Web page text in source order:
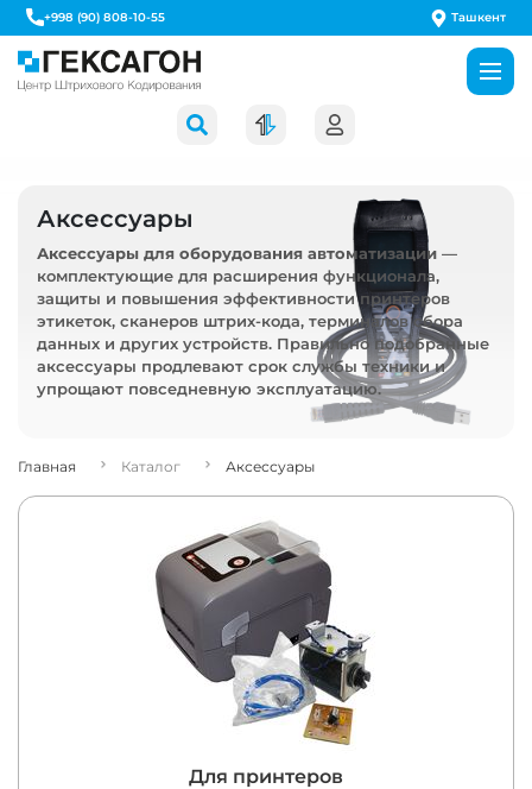
+998 (90) 808-10-55 Ташкент
Аксессуары
Аксессуары для оборудования автоматизации —
комплектующие для расширения функционала,
защиты и повышения эффективности принтеров
этикеток, сканеров штрих-кода, терминалов сбора
данных и других устройств. Правильно подобранные
аксессуары продлевают срок службы техники и
упрощают повседневную эксплуатацию.
Главная Каталог Аксессуары
Для принтеров